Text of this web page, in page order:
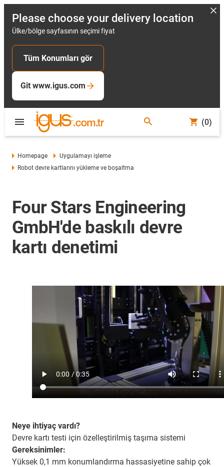
Please choose your delivery location
Ülke/bölge sayfasının seçimi fiyat
Tüm Konumları gör
Git www.igus.com
(0)
Homepage
Uygulamayı işleme
Robot devre kartlarını yükleme ve boşaltma
Four Stars Engineering
GmbH'de baskılı devre
kartı denetimi
Neye ihtiyaç vardı?
Devre kartı testi için özelleştirilmiş taşıma sistemi
Gereksinimler:
Yüksek 0,1 mm konumlandırma hassasiyetine sahip çok